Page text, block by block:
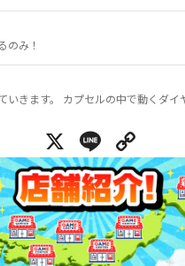
のみ！
きます。 カプセルの中で動くダイ
X Line